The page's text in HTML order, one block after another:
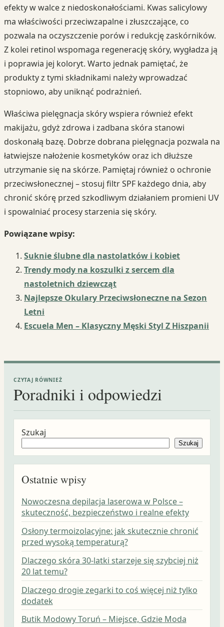
efekty w walce z niedoskonałościami. Kwas salicylowy
ma właściwości przeciwzapalne i złuszczające, co
pozwala na oczyszczenie porów i redukcję zaskórników.
Z kolei retinol wspomaga regenerację skóry, wygładza ją
i poprawia jej koloryt. Warto jednak pamiętać, że
produkty z tymi składnikami należy wprowadzać
stopniowo, aby uniknąć podrażnień.
Właściwa pielęgnacja skóry wspiera również efekt
makijażu, gdyż zdrowa i zadbana skóra stanowi
doskonałą bazę. Dobrze dobrana pielęgnacja pozwala na
łatwiejsze nałożenie kosmetyków oraz ich dłuższe
utrzymanie się na skórze. Pamiętaj również o ochronie
przeciwsłonecznej – stosuj filtr SPF każdego dnia, aby
chronić skórę przed szkodliwym działaniem promieni UV
i spowalniać procesy starzenia się skóry.
Powiązane wpisy:
Suknie ślubne dla nastolatków i kobiet
Trendy mody na koszulki z sercem dla
nastoletnich dziewcząt
Najlepsze Okulary Przeciwsłoneczne na Sezon
Letni
Escuela Men – Klasyczny Męski Styl Z Hiszpanii
CZYTAJ RÓWNIEŻ
Poradniki i odpowiedzi
Szukaj
Szukaj
Ostatnie wpisy
Nowoczesna depilacja laserowa w Polsce –
skuteczność, bezpieczeństwo i realne efekty
Osłony termoizolacyjne: jak skutecznie chronić
przed wysoką temperaturą?
Dlaczego skóra 30-latki starzeje się szybciej niż
20 lat temu?
Dlaczego drogie zegarki to coś więcej niż tylko
dodatek
Butik Modowy Toruń – Miejsce, Gdzie Moda